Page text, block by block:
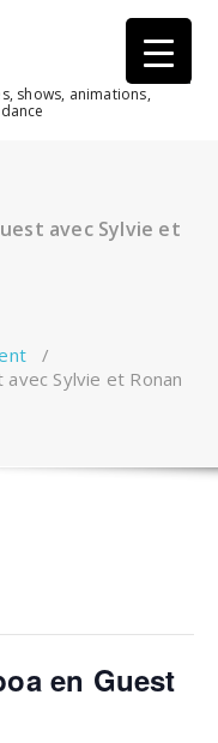
shows, animations,
avec Sylvie et
/
Sylvie et Ronan
en Guest